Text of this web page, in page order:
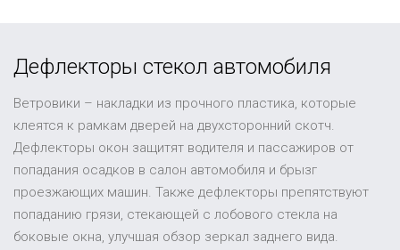
Дефлекторы стекол автомобиля
Ветровики – накладки из прочного пластика, которые
клеятся к рамкам дверей на двухсторонний скотч.
Дефлекторы окон защитят водителя и пассажиров от
попадания осадков в салон автомобиля и брызг
проезжающих машин. Также дефлекторы препятствуют
попаданию грязи, стекающей с лобового стекла на
боковые окна, улучшая обзор зеркал заднего вида.